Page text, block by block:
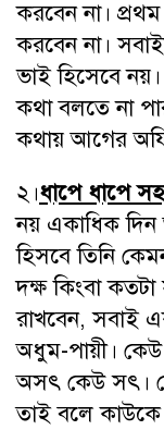
করবেন না।
করবেন না।
ভাই হিসেবে নয়।
কথা বলতে না
কথায় আগের
২।ধাপে ধাপে
নয় একাধিক
হিসবে তিনি
দক্ষ কিংবা কতটা
রাখবেন, সবাই
অধুম-পায়ী। কেউ
অসৎ কেউ সৎ।
তাই বলে কাউকে